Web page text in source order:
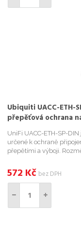
Ubiquiti UACC-ETH-
přepěťová ochrana
UniFi UACC-ETH-SP-
určené k ochraně
přepětími a výboji.
572 Kč bez DPH